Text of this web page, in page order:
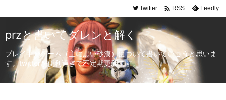
Twitter  RSS Feedly
przと書いてダレンと解く
プレイ中のゲーム（主に黒い砂漠）について書いていこうと思いま
す。twitterが便利過ぎて不定期更新です。